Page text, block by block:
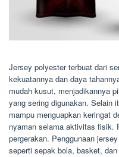
Jersey polyester terbuat dari
kekuatannya dan daya
mudah kusut, menjadikannya
yang sering digunakan. Selain
mampu menguapkan keringat
nyaman selama aktivitas fisik.
pergerakan. Penggunaan
seperti sepak bola, basket, dan